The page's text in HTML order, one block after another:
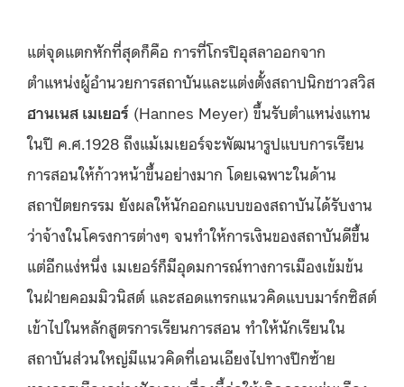
แต่จุดแตกหักที่สุดก็คือ การที่โกรปิอุสลาออกจาก
ตำแหน่งผู้อำนวยการสถาบันและแต่งตั้งสถาปนิกชาวสวิส
ฮานเนส เมเยอร์ (Hannes Meyer) ขึ้นรับตำแหน่งแทน
ในปี ค.ศ.1928 ถึงแม้เมเยอร์จะพัฒนารูปแบบการเรียน
การสอนให้ก้าวหน้าขึ้นอย่างมาก โดยเฉพาะในด้าน
สถาปัตยกรรม ยังผลให้นักออกแบบของสถาบันได้รับงาน
ว่าจ้างในโครงการต่างๆ จนทำให้การเงินของสถาบันดีขึ้น
แต่อีกแง่หนึ่ง เมเยอร์ก็มีอุดมการณ์ทางการเมืองเข้มข้น
ในฝ่ายคอมมิวนิสต์ และสอดแทรกแนวคิดแบบมาร์กซิสต์
เข้าไปในหลักสูตรการเรียนการสอน ทำให้นักเรียนใน
สถาบันส่วนใหญ่มีแนวคิดที่เอนเอียงไปทางปีกซ้าย